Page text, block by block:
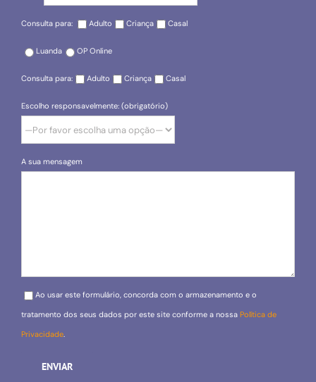
Consulta para: Adulto Criança Casal
Luanda OP Online
Consulta para: Adulto Criança Casal
Escolho responsavelmente: (obrigatório)
A sua mensagem
Please leave this field empty.
Ao usar este formulário, concorda com o armazenamento e o
tratamento dos seus dados por este site conforme a nossa Política de
Privacidade.